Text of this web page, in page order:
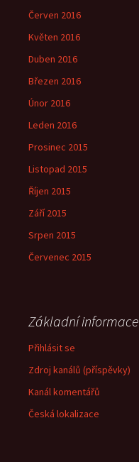
Červen 2016
Květen 2016
Duben 2016
Březen 2016
Únor 2016
Leden 2016
Prosinec 2015
Listopad 2015
Říjen 2015
Září 2015
Srpen 2015
Červenec 2015
Základní informace
Přihlásit se
Zdroj kanálů (příspěvky)
Kanál komentářů
Česká lokalizace